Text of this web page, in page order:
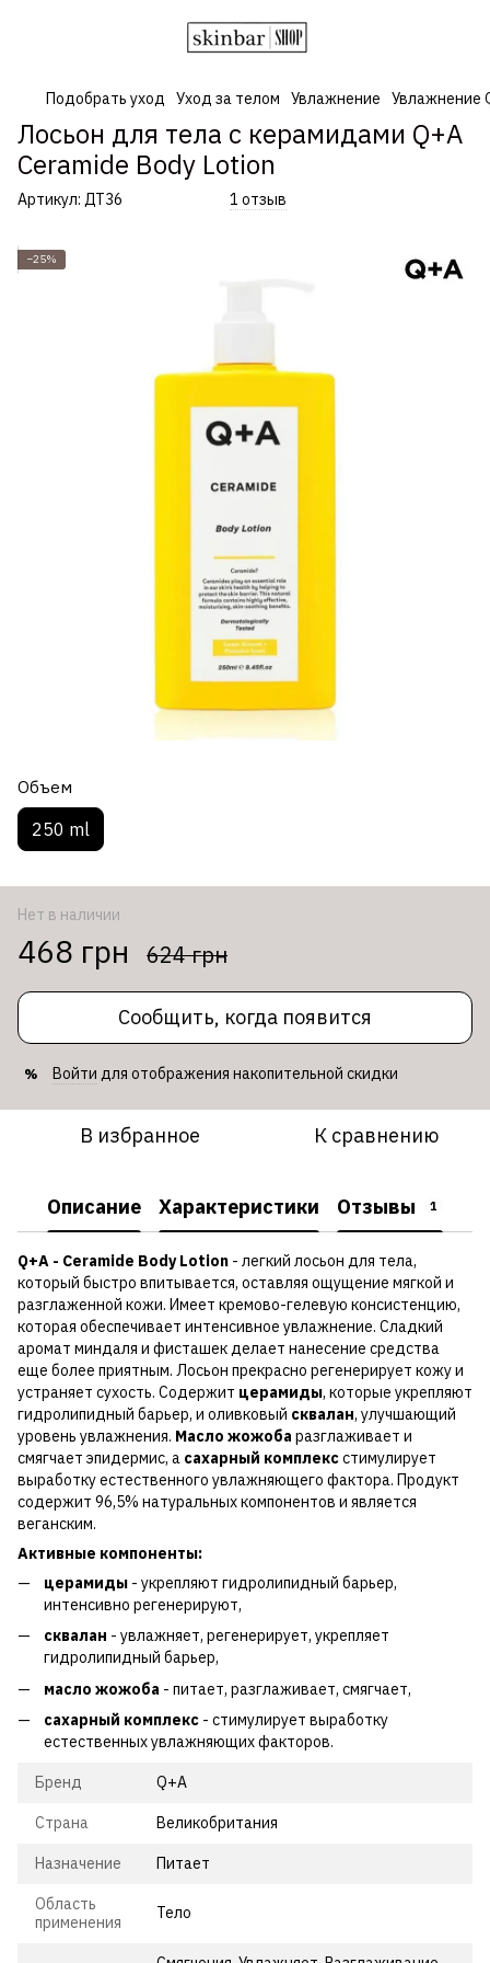
Подобрать уход Уход за телом Увлажнение Увлажнение
Лосьон для тела с керамидами Q+A
Ceramide Body Lotion
Артикул: ДТ36 1 отзыв
−25%
Объем
250 ml
Нет в наличии
468 грн 624 грн
Сообщить, когда появится
% Войти для отображения накопительной скидки
В избранное К сравнению
Описание Характеристики Отзывы 1
Q+A - Ceramide Body Lotion - легкий лосьон для тела,
который быстро впитывается, оставляя ощущение мягкой и
разглаженной кожи. Имеет кремово-гелевую консистенцию,
которая обеспечивает интенсивное увлажнение. Сладкий
аромат миндаля и фисташек делает нанесение средства
еще более приятным. Лосьон прекрасно регенерирует кожу и
устраняет сухость. Содержит церамиды, которые укрепляют
гидролипидный барьер, и оливковый сквалан, улучшающий
уровень увлажнения. Масло жожоба разглаживает и
смягчает эпидермис, а сахарный комплексстимулирует
выработку естественного увлажняющего фактора. Продукт
содержит 96,5% натуральных компонентов и является
веганским.
Активные компоненты:
церамиды - укрепляют гидролипидный барьер,
интенсивно регенерируют,
сквалан - увлажняет, регенерирует, укрепляет
гидролипидный барьер,
масло жожоба - питает, разглаживает, смягчает,
сахарный комплекс - стимулирует выработку
естественных увлажняющих факторов.
Бренд Q+A
Страна Великобритания
Назначение Питает
Область
применения
Тело